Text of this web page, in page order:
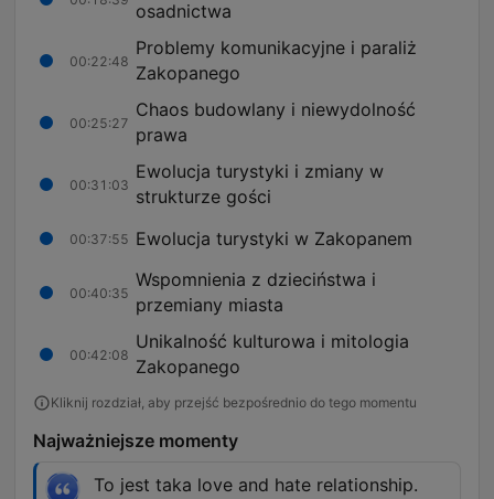
osadnictwa
00:22:48
Problemy komunikacyjne i paraliż
Zakopanego
00:25:27
Chaos budowlany i niewydolność
prawa
00:31:03
Ewolucja turystyki i zmiany w
strukturze gości
00:37:55 Ewolucja turystyki w Zakopanem
00:40:35
Wspomnienia z dzieciństwa i
przemiany miasta
00:42:08
Unikalność kulturowa i mitologia
Zakopanego
Kliknij rozdział, aby przejść bezpośrednio do tego momentu
Najważniejsze momenty
To jest taka love and hate relationship.